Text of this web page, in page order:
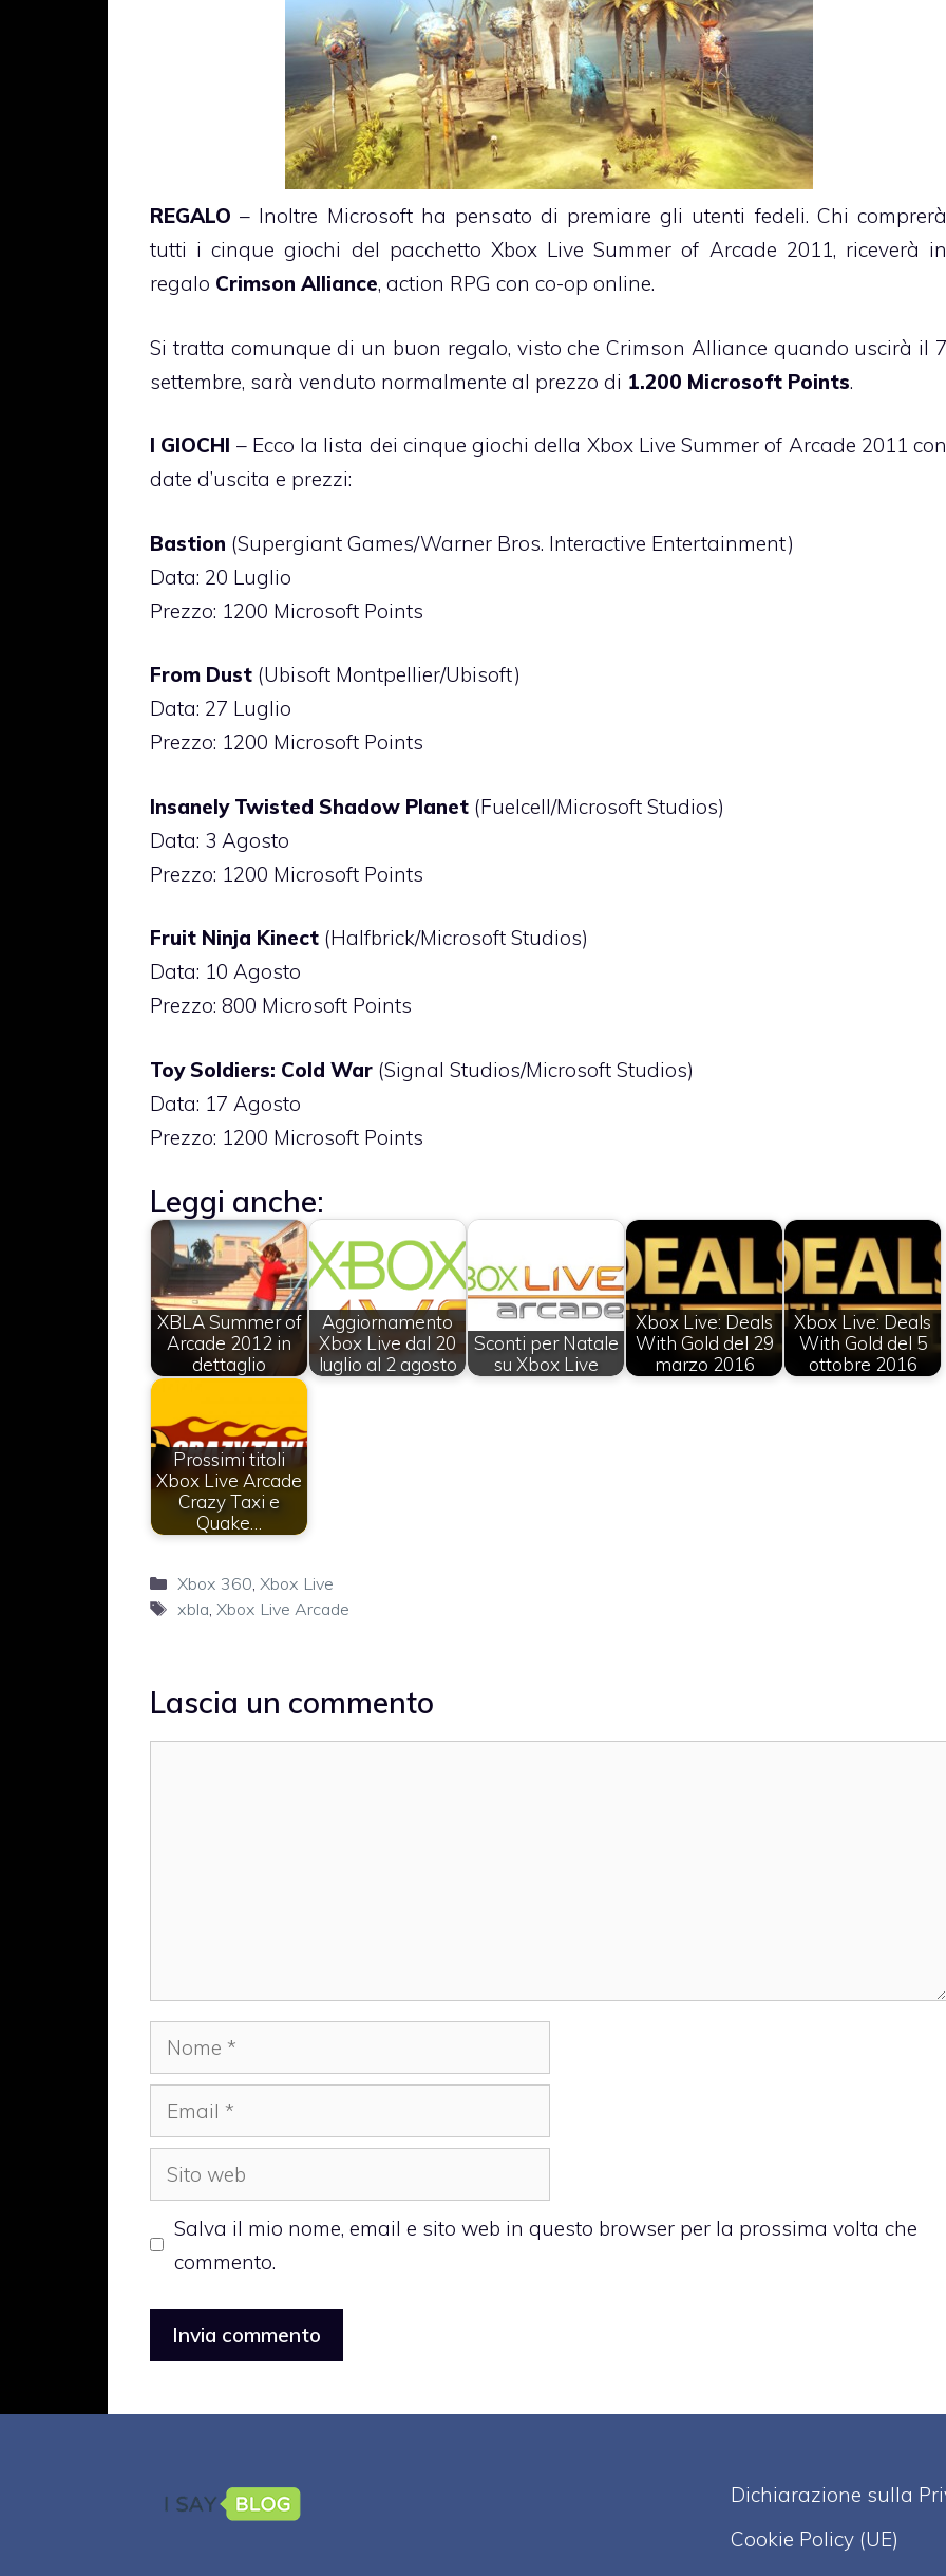
REGALO – Inoltre Microsoft ha pensato di premiare gli utenti fedeli. Chi comprerà
tutti i cinque giochi del pacchetto Xbox Live Summer of Arcade 2011, riceverà in
regalo Crimson Alliance, action RPG con co-op online.
Si tratta comunque di un buon regalo, visto che Crimson Alliance quando uscirà il 7
settembre, sarà venduto normalmente al prezzo di 1.200 Microsoft Points.
I GIOCHI – Ecco la lista dei cinque giochi della Xbox Live Summer of Arcade 2011 con
date d’uscita e prezzi:
Bastion (Supergiant Games/Warner Bros. Interactive Entertainment)
Data: 20 Luglio
Prezzo: 1200 Microsoft Points
From Dust (Ubisoft Montpellier/Ubisoft)
Data: 27 Luglio
Prezzo: 1200 Microsoft Points
Insanely Twisted Shadow Planet (Fuelcell/Microsoft Studios)
Data: 3 Agosto
Prezzo: 1200 Microsoft Points
Fruit Ninja Kinect (Halfbrick/Microsoft Studios)
Data: 10 Agosto
Prezzo: 800 Microsoft Points
Toy Soldiers: Cold War (Signal Studios/Microsoft Studios)
Data: 17 Agosto
Prezzo: 1200 Microsoft Points
Leggi anche:
XBLA Summer of
Arcade 2012 in
dettaglio
Aggiornamento
Xbox Live dal 20
luglio al 2 agosto
Sconti per Natale
su Xbox Live
Xbox Live: Deals
With Gold del 29
marzo 2016
Xbox Live: Deals
With Gold del 5
ottobre 2016
Prossimi titoli
Xbox Live Arcade
Crazy Taxi e
Quake…
Categorie
Xbox 360 Xbox Live
Tag
xbla Xbox Live Arcade
Lascia un commento
Nome
Email
Sito
web
Salva il mio nome, email e sito web in questo browser per la prossima volta che
commento.
Dichiarazione sulla
Cookie Policy (UE)